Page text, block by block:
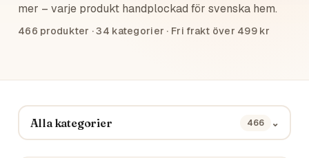
mer – varje produkt handplockad för svenska hem.
466 produkter ·34 kategorier · Fri frakt över 499 kr
Alla kategorier 466 ⌄